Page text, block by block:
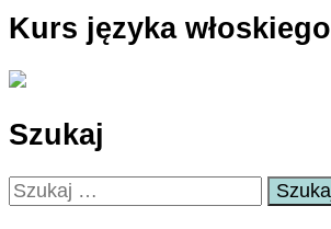
Kurs języka włoskiego
Szukaj
Szukaj: